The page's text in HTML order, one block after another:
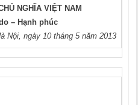
NGHĨA VIỆT NAM
– Hạnh phúc
Nội, ngày 10 tháng 5 năm 2013